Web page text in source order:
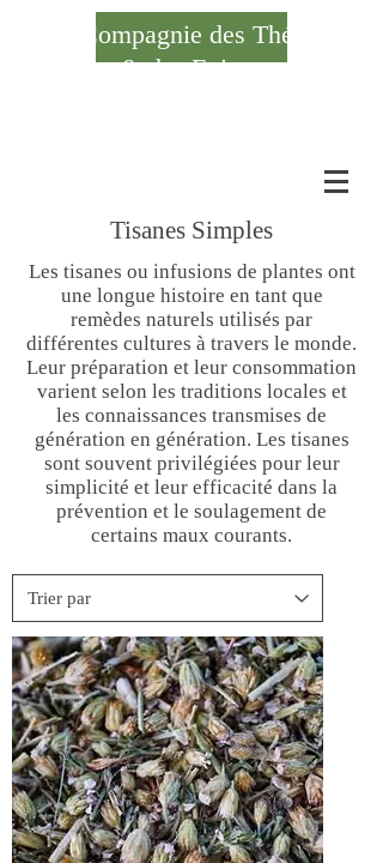
Compagnie des Thés
& des Epices
Tisanes Simples
Les tisanes ou infusions de plantes ont
une longue histoire en tant que
remèdes naturels utilisés par
différentes cultures à travers le monde.
Leur préparation et leur consommation
varient selon les traditions locales et
les connaissances transmises de
génération en génération. Les tisanes
sont souvent privilégiées pour leur
simplicité et leur efficacité dans la
prévention et le soulagement de
certains maux courants.